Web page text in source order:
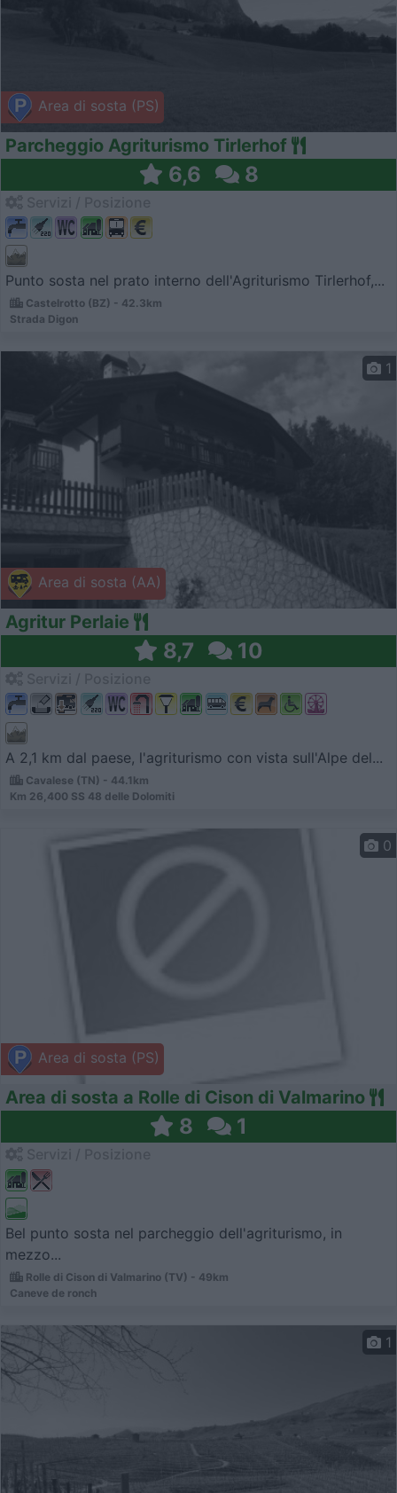
Area di sosta (PS)
Parcheggio Agriturismo Tirlerhof
6,6 8
Punto sosta nel prato interno dell'Agriturismo Tirlerhof,...
Castelrotto (BZ) - 42.3km
Strada Digon
Area di sosta (AA)
1
Agritur Perlaie
8,7 10
A 2,1 km dal paese, l'agriturismo con vista sull'Alpe del...
Cavalese (TN) - 44.1km
Km 26,400 SS 48 delle Dolomiti
Area di sosta (PS)
0
Area di sosta a Rolle di Cison di Valmarino
8 1
Bel punto sosta nel parcheggio dell'agriturismo, in
mezzo...
Rolle di Cison di Valmarino (TV) - 49km
Caneve de ronch
1